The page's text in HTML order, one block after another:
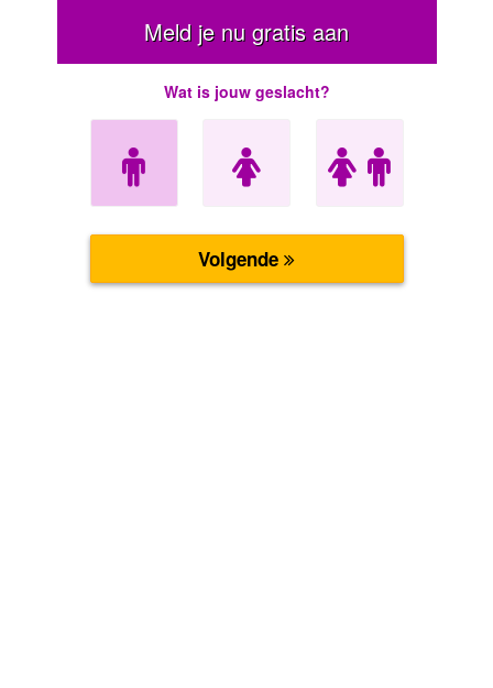
Meld je nu gratis aan
Wat is jouw geslacht?
Volgende